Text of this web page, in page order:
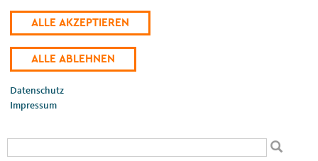
außerdem Andrea von dem Broch (Schatzmeisterin) und Christiane
Böning (Schriftführerin, Pressearbeit) an. Beisitzer sind Günter Ameln
und Egon Büscher, die Kassenprüfung liegt in den Händen von Ulrich
Himbert und Günter Ameln.
EMPFEHLEN SIE UNS!
Datenschutz
Impressum